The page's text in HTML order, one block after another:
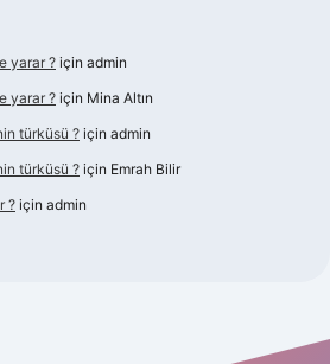
yarar ? için admin
yarar ? için Mina Altın
türküsü ? için admin
türküsü ? için Emrah Bilir
? için admin